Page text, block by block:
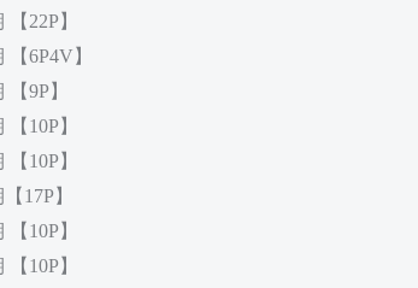
22P】
6P4V】
9P】
10P】
10P】
17P】
10P】
10P】